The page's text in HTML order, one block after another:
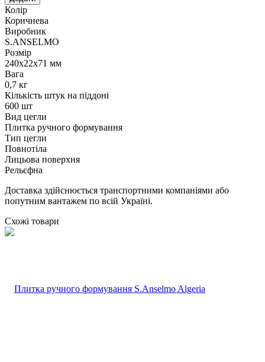
Колір
Коричнева
Виробник
S.ANSELMO
Розмір
240х22х71 мм
Вага
0,7 кг
Кількість штук на піддоні
600 шт
Вид цегли
Плитка ручного формування
Тип цегли
Повнотіла
Лицьова поверхня
Рельєфна
Доставка здійснюється транспортними компаніями або
попутним вантажем по всій Україні.
Схожі товари